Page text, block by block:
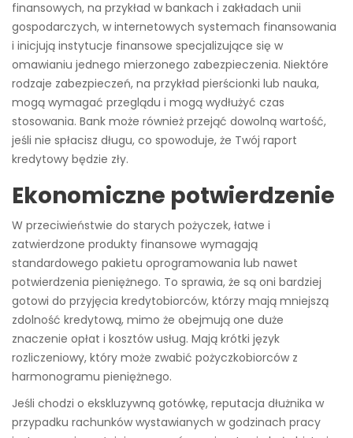
finansowych, na przykład w bankach i zakładach unii
gospodarczych, w internetowych systemach finansowania
i inicjują instytucje finansowe specjalizujące się w
omawianiu jednego mierzonego zabezpieczenia. Niektóre
rodzaje zabezpieczeń, na przykład pierścionki lub nauka,
mogą wymagać przeglądu i mogą wydłużyć czas
stosowania. Bank może również przejąć dowolną wartość,
jeśli nie spłacisz długu, co spowoduje, że Twój raport
kredytowy będzie zły.
Ekonomiczne potwierdzenie
W przeciwieństwie do starych pożyczek, łatwe i
zatwierdzone produkty finansowe wymagają
standardowego pakietu oprogramowania lub nawet
potwierdzenia pieniężnego. To sprawia, że ​​są oni bardziej
gotowi do przyjęcia kredytobiorców, którzy mają mniejszą
zdolność kredytową, mimo że obejmują one duże
znaczenie opłat i kosztów usług. Mają krótki język
rozliczeniowy, który może zwabić pożyczkobiorców z
harmonogramu pieniężnego.
Jeśli chodzi o ekskluzywną gotówkę, reputacja dłużnika w
przypadku rachunków wystawianych w godzinach pracy